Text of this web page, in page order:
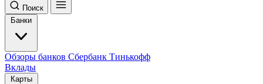
Поиск
Банки
Обзоры банков Сбербанк Тинькофф
Вклады
Карты